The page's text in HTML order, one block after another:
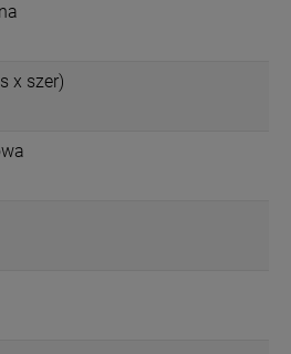
x szer)